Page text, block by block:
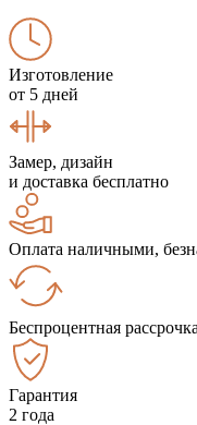
Изготовление
от 5 дней
Замер, дизайн
и доставка бесплатно
Оплата наличными,
Беспроцентная рассрочка
Гарантия
2 года